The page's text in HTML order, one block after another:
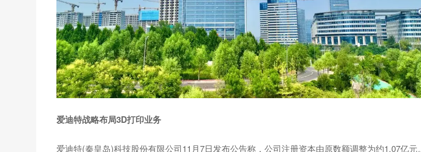
爱迪特战略布局3D打印业务
爱迪特(秦皇岛)科技股份有限公司11月7日发布公告称，公司注册资本由原数额调整为约1.07亿元。